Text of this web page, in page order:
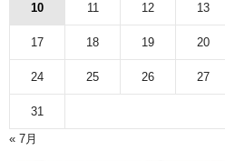
10 11 12 13
17 18 19 20
24 25 26 27
31
« 7月